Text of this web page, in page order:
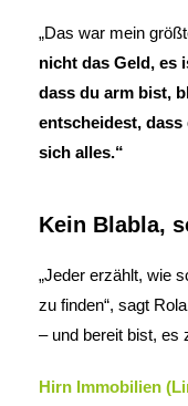
„Das war mein
nicht das Geld, es
dass du arm bist,
entscheidest,
sich alles.“
Kein Blabla,
„Jeder erzählt, wie
zu finden“, sagt
– und bereit bist, es
Hirn Immobilien